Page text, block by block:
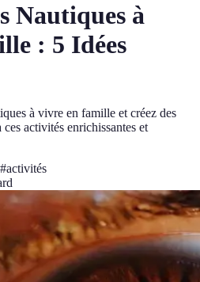
Nautiques à
: 5 Idées
à vivre en famille et créez des
activités enrichissantes et
#activités